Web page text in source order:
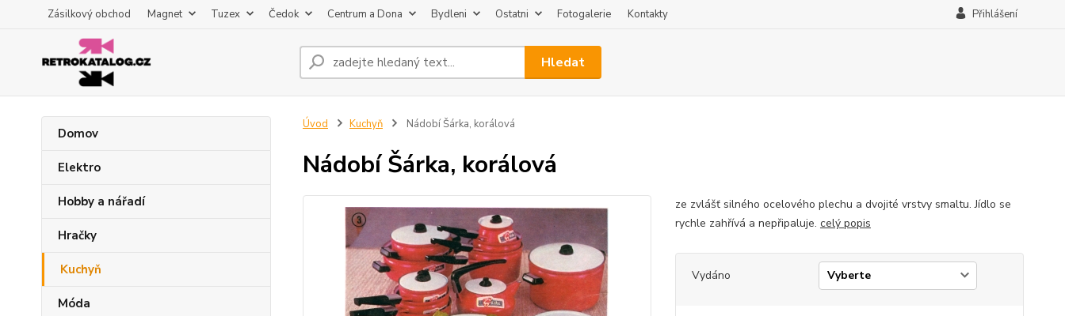
Zásilkový obchod Magnet Tuzex Čedok Centrum a Dona Bydleni Ostatni Fotogalerie Kontakty Přihlášení
Hledat
Domov
Elektro
Hobby a nářadí
Hračky
Kuchyň
Móda
Úvod Kuchyň Nádobí Šárka, korálová
Nádobí Šárka, korálová
ze zvlášť silného ocelového plechu a dvojité vrstvy smaltu. Jídlo se
rychle zahřívá a nepřipaluje. celý popis
Vydáno